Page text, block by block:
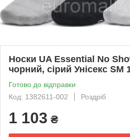
Носки UA Essential No
чорний, сірий Унісекс SM
Готово до відправки
Код: 1382611-002
Роздріб
1 103 ₴